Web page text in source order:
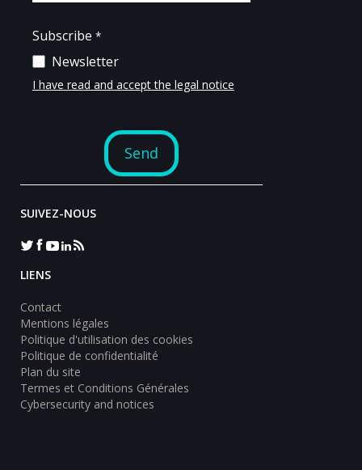
SUIVEZ-NOUS
LIENS
Contact
Mentions légales
Politique d'utilisation des cookies
Politique de confidentialité
Plan du site
Termes et Conditions Générales
Cybersecurity and notices